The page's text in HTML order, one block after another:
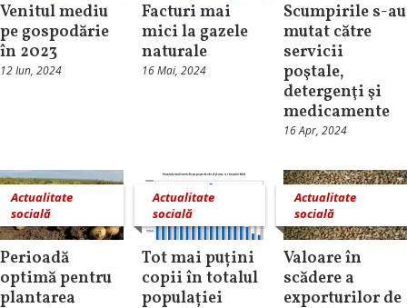
Venitul mediu
pe gospodărie
în 2023
12 Iun, 2024
Facturi mai
mici la gazele
naturale
16 Mai, 2024
Scumpirile s-au
mutat către
servicii
poştale,
detergenţi şi
medicamente
16 Apr, 2024
Actualitate
socială
Perioadă
optimă pentru
plantarea
Actualitate
socială
Tot mai puțini
copii în totalul
populației
Actualitate
socială
Valoare în
scădere a
exporturilor de